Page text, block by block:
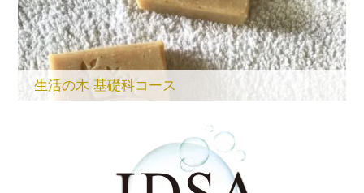
生活の木 基礎科コース